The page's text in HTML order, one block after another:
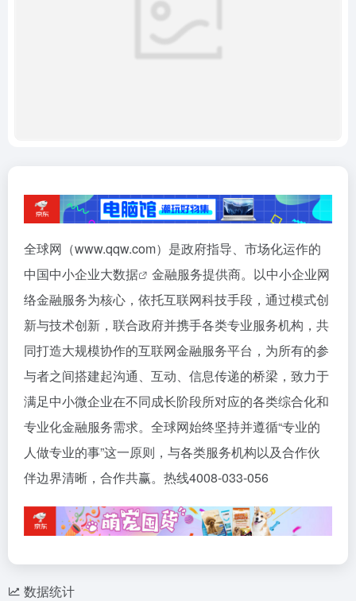
全球网（www.qqw.com）是政府指导、市场化运作的
中国中小企业大数据
金融服务提供商。以中小企业网
络金融服务为核心，依托互联网科技手段，通过模式创
新与技术创新，联合政府并携手各类专业服务机构，共
同打造大规模协作的互联网金融服务平台，为所有的参
与者之间搭建起沟通、互动、信息传递的桥梁，致力于
满足中小微企业在不同成长阶段所对应的各类综合化和
专业化金融服务需求。全球网始终坚持并遵循“专业的
人做专业的事”这一原则，与各类服务机构以及合作伙
伴边界清晰，合作共赢。热线4008-033-056
数据统计